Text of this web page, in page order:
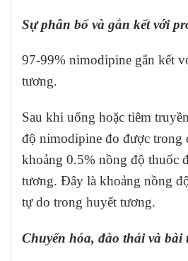
Sự phân bố và gắn kết với
97-99% nimodipine gắn kết
tương.
Sau khi uống hoặc tiêm
độ nimodipine đo được trong
khoảng 0.5% nồng độ thuốc
tương. Đây là khoảng nồng
tự do trong huyết tương.
Chuyển hóa, đào thải và bài